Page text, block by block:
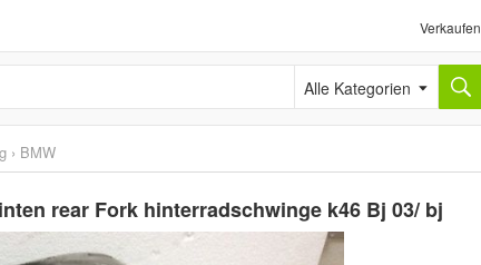
Verkaufen
Alle Kategorien
› BMW
rear Fork hinterradschwinge k46 Bj 03/ bj